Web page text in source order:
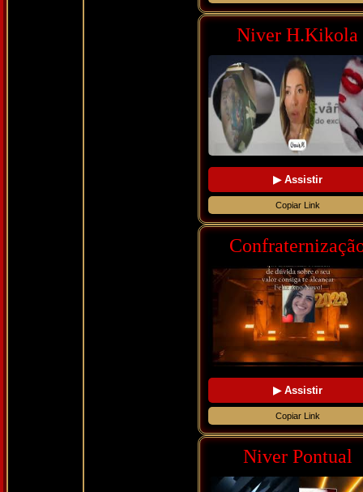
Niver H.Kikola
▶ Assistir
Copiar Link
2026
▶ Assistir
Copiar Link
Niver Pontual